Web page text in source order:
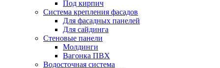
Под кирпич
Система крепления фасадов
Для фасадных панелей
Для сайдинга
Стеновые панели
Молдинги
Вагонка ПВХ
Водосточная система